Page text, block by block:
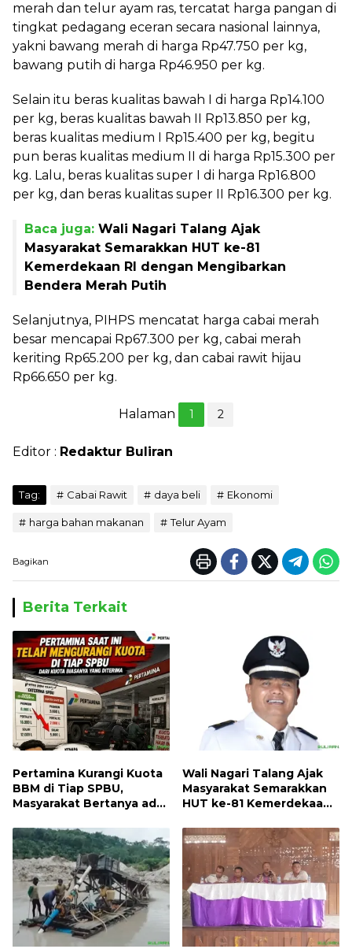
merah dan telur ayam ras, tercatat harga pangan di
tingkat pedagang eceran secara nasional lainnya,
yakni bawang merah di harga Rp47.750 per kg,
bawang putih di harga Rp46.950 per kg.
Selain itu beras kualitas bawah I di harga Rp14.100
per kg, beras kualitas bawah II Rp13.850 per kg,
beras kualitas medium I Rp15.400 per kg, begitu
pun beras kualitas medium II di harga Rp15.300 per
kg. Lalu, beras kualitas super I di harga Rp16.800
per kg, dan beras kualitas super II Rp16.300 per kg.
Baca juga: Wali Nagari Talang Ajak
Masyarakat Semarakkan HUT ke-81
Kemerdekaan RI dengan Mengibarkan
Bendera Merah Putih
Selanjutnya, PIHPS mencatat harga cabai merah
besar mencapai Rp67.300 per kg, cabai merah
keriting Rp65.200 per kg, dan cabai rawit hijau
Rp66.650 per kg.
Halaman 1 2
Editor : Redaktur Buliran
Tag: Cabai Rawit daya beli Ekonomi
harga bahan makanan Telur Ayam
Bagikan
Berita Terkait
Pertamina Kurangi Kuota
BBM di Tiap SPBU,
Masyarakat Bertanya ada
Wali Nagari Talang Ajak
Masyarakat Semarakkan
HUT ke-81 Kemerdekaan
Bendera Merah Putih